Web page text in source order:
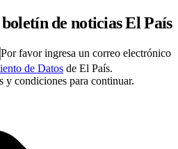
de noticias El País
Por favor ingresa un correo electrónico
de Datos de El País.
y condiciones para continuar.